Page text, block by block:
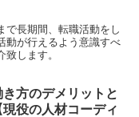
で長期間、転職活動をし
動が行えるよう意識すべ
します。
方のデメリットと
役の人材コーディ